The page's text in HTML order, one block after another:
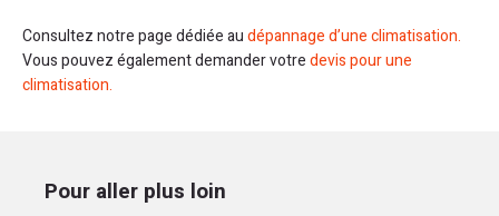
Consultez notre page dédiée audépannage d’une climatisation.
Vous pouvez également demander votredevis pour une
climatisation.
Pour aller plus loin